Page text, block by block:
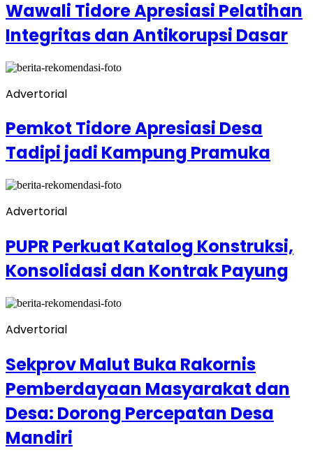
Wawali Tidore Apresiasi Pelatihan
Integritas dan Antikorupsi Dasar
Advertorial
Pemkot Tidore Apresiasi Desa
Tadipi jadi Kampung Pramuka
Advertorial
PUPR Perkuat Katalog Konstruksi,
Konsolidasi dan Kontrak Payung
Advertorial
Sekprov Malut Buka Rakornis
Pemberdayaan Masyarakat dan
Desa: Dorong Percepatan Desa
Mandiri